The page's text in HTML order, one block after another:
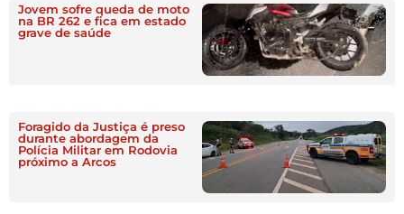
Jovem sofre queda de moto
na BR 262 e fica em estado
grave de saúde
Foragido da Justiça é preso
durante abordagem da
Polícia Militar em Rodovia
próximo a Arcos